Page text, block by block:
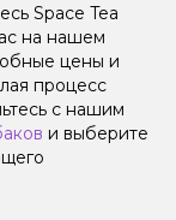
Space Tea
на нашем
цены и
процесс
с нашим
и выберите